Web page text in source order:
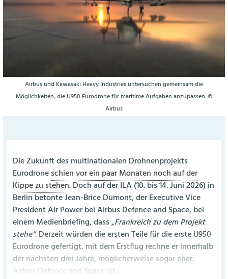
Airbus und Kawasaki Heavy Industries untersuchen gemeinsam die
Möglichkeiten, die U950 Eurodrone für maritime Aufgaben anzupassen. ©
Airbus
Die Zukunft des multinationalen Drohnenprojekts
Eurodrone schien vor ein paar Monaten noch auf der
Kippe zu stehen. Doch auf der ILA (10. bis 14. Juni 2026) in
Berlin betonte Jean-Brice Dumont, der Executive Vice
President Air Power bei Airbus Defence and Space, bei
einem Medienbriefíng, dass„Frankreich zu dem Projekt
stehe“. Derzeit würden die ersten Teile für die erste U950
Eurodrone gefertigt, mit dem Erstflug rechne er innerhalb
der nächsten drei Jahre, möglicherweise sogar eher.
Airbus Defence and Space ist...